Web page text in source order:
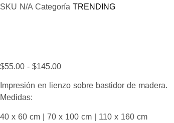
SKU N/A Categoría TRENDING
$55.00 - $145.00
Impresión en lienzo sobre bastidor de madera.
Medidas:
40 x 60 cm | 70 x 100 cm | 110 x 160 cm